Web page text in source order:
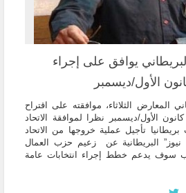
يوافق على إجراء
الأول/ديسمبر
المعارض الثلاثاء، موافقته على اقتراح
الأول/ديسمبر نظرا لموافقة الاتحاد
تأجيل عملية خروجها من الاتحاد
البريطانية عن زعيم حزب العمال
سوف يدعم خطط إجراء انتخابات عامة